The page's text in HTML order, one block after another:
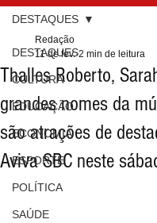
DESTAQUES
CULTURA
EDUCAÇÃO
ECONOMIA
ESPORTE
POLÍTICA
SAÚDE
DESTAQUES
Thalles Roberto,
grandes nomes da
são atrações de
Aviva SBC neste
Redação
11 de fev. 2 min de leitura